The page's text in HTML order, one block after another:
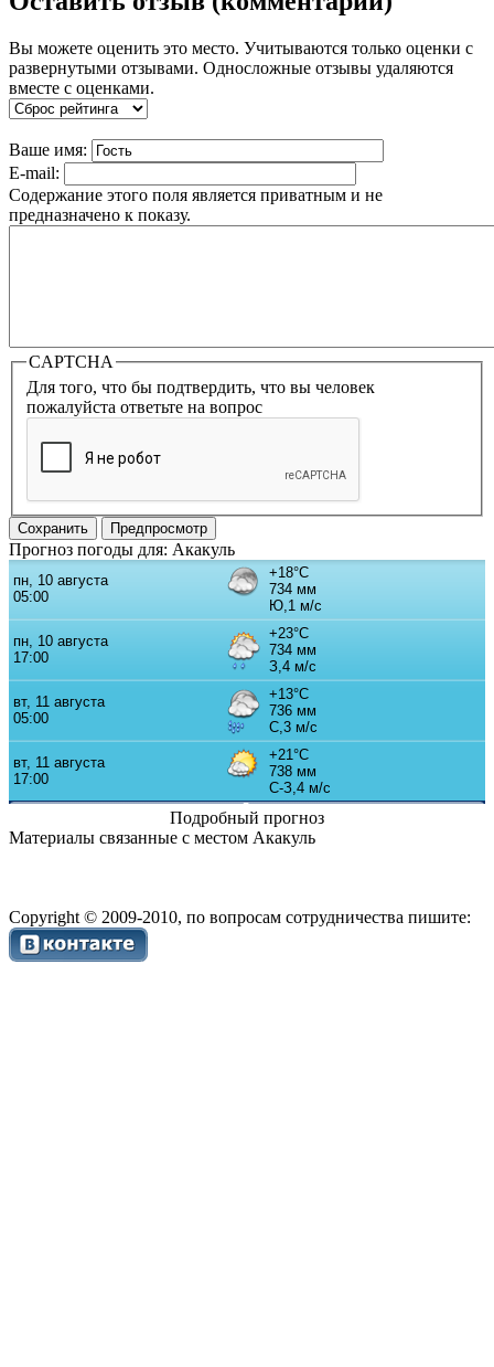
Вы можете оценить это место. Учитываются только оценки с
развернутыми отзывами. Односложные отзывы удаляются
вместе с оценками.
Ваше имя:
E-mail:
Содержание этого поля является приватным и не
предназначено к показу.
CAPTCHA
Для того, что бы подтвердить, что вы человек
пожалуйста ответьте на вопрос
Прогноз погоды для: Акакуль
Подробный прогноз
Материалы связанные с местом Акакуль
Copyright © 2009-2010, по вопросам сотрудничества пишите: